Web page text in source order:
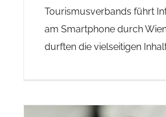
Tourismusverbands führt
am Smartphone durch
durften die vielseitigen